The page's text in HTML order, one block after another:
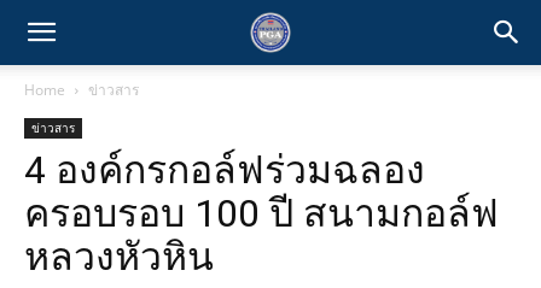
Home ข่าวสาร
ข่าวสาร
4 องค์กรกอล์ฟร่วมฉลอง
ครอบรอบ 100 ปี สนามกอล์ฟ
หลวงหัวหิน